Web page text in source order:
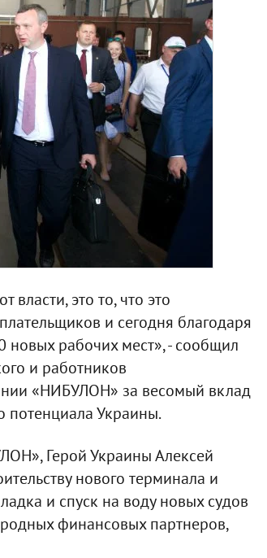
власти, это то, что это
и сегодня благодаря
новых рабочих мест», - сообщил
и работников
«НИБУЛОН» за весомый вклад
потенциала Украины.
Герой Украины Алексей
нового терминала и
и спуск на воду новых судов
финансовых партнеров,